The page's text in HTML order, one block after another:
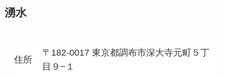
湧水
住所
〒182-0017 東京都調布市深大寺元町５丁
目９−１